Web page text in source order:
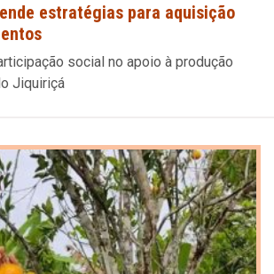
estratégias para aquisição
social no apoio à produção
Jiquiriçá